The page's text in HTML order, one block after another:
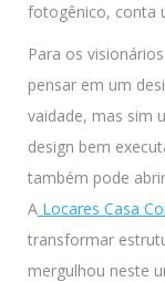
fotogênico, conta
Para os
pensar em um
vaidade, mas sim
design bem
também pode
A Locares Casa
transformar
mergulhou neste